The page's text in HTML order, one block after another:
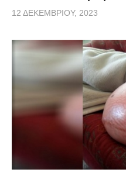
12 ΔΕΚΕΜΒΡΊΟΥ, 2023